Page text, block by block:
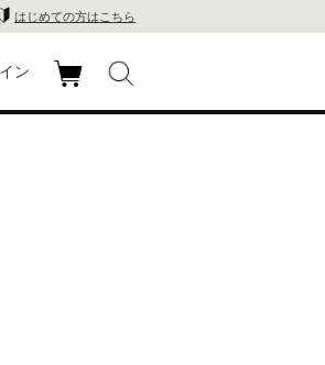
はじめての方はこちら
ン